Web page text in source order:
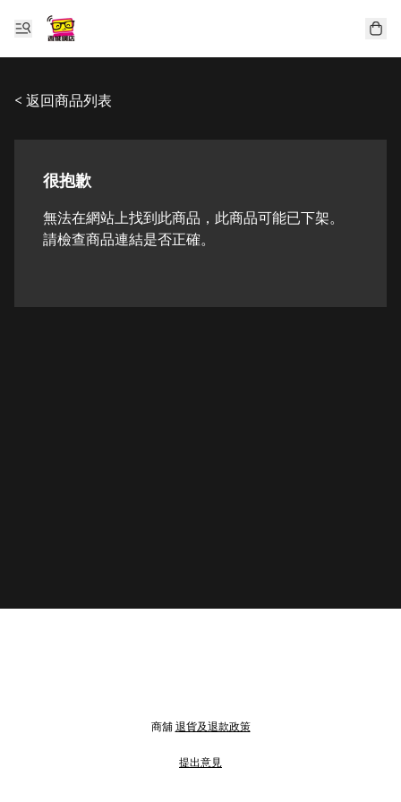
< 返回商品列表
很抱歉
無法在網站上找到此商品，此商品可能已下架。
請檢查商品連結是否正確。
商舖退貨及退款政策
提出意見